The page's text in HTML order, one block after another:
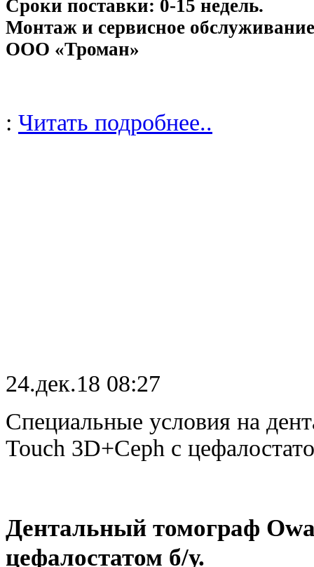
Сроки поставки: 0-15 недель.
Монтаж и сервисное обслуживание
ООО «Троман»
: Читать подробнее..
24.дек.18 08:27
Специальные условия на
Touch 3D+Ceph с
Дентальный томограф
цефалостатом б/у.